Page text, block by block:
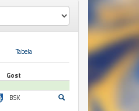
Tabela
Gost
BSK